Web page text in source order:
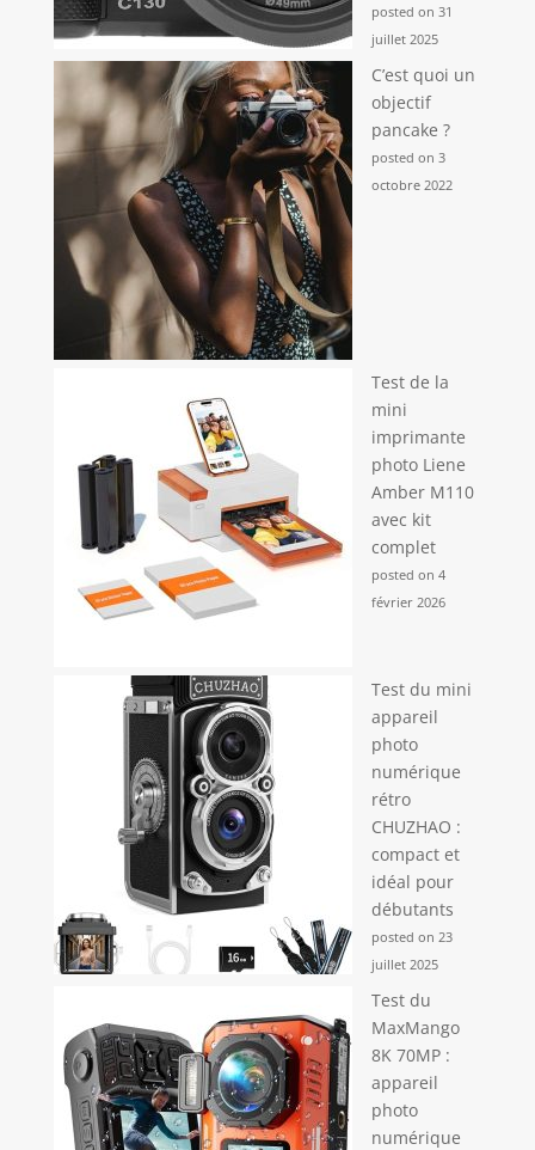
posted on 31
juillet 2025
C’est quoi un
objectif
pancake ?
posted on 3
octobre 2022
Test de la
mini
imprimante
photo Liene
Amber M110
avec kit
complet
posted on 4
février 2026
Test du mini
appareil
photo
numérique
rétro
CHUZHAO :
compact et
idéal pour
débutants
posted on 23
juillet 2025
Test du
MaxMango
8K 70MP :
appareil
photo
numérique